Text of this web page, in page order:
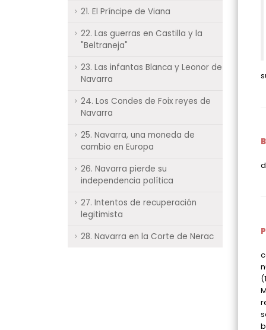
21. El Príncipe de Viana
22. Las guerras en Castilla y la
"Beltraneja"
23. Las infantas Blanca y Leonor de
Navarra
24. Los Condes de Foix reyes de
Navarra
25. Navarra, una moneda de
cambio en Europa
26. Navarra pierde su
independencia política
27. Intentos de recuperación
legitimista
28. Navarra en la Corte de Nerac